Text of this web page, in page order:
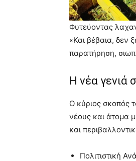
Φυτεύοντας
«Και βέβαια, δεν
παρατήρηση,
Η νέα γενιά
Ο κύριος σκοπός
νέους και άτομα
και
Πολιτιστική